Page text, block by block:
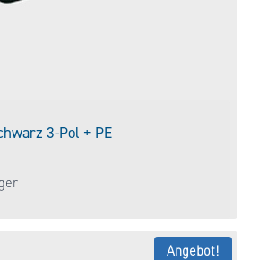
3-Pol + PE
Angebot!